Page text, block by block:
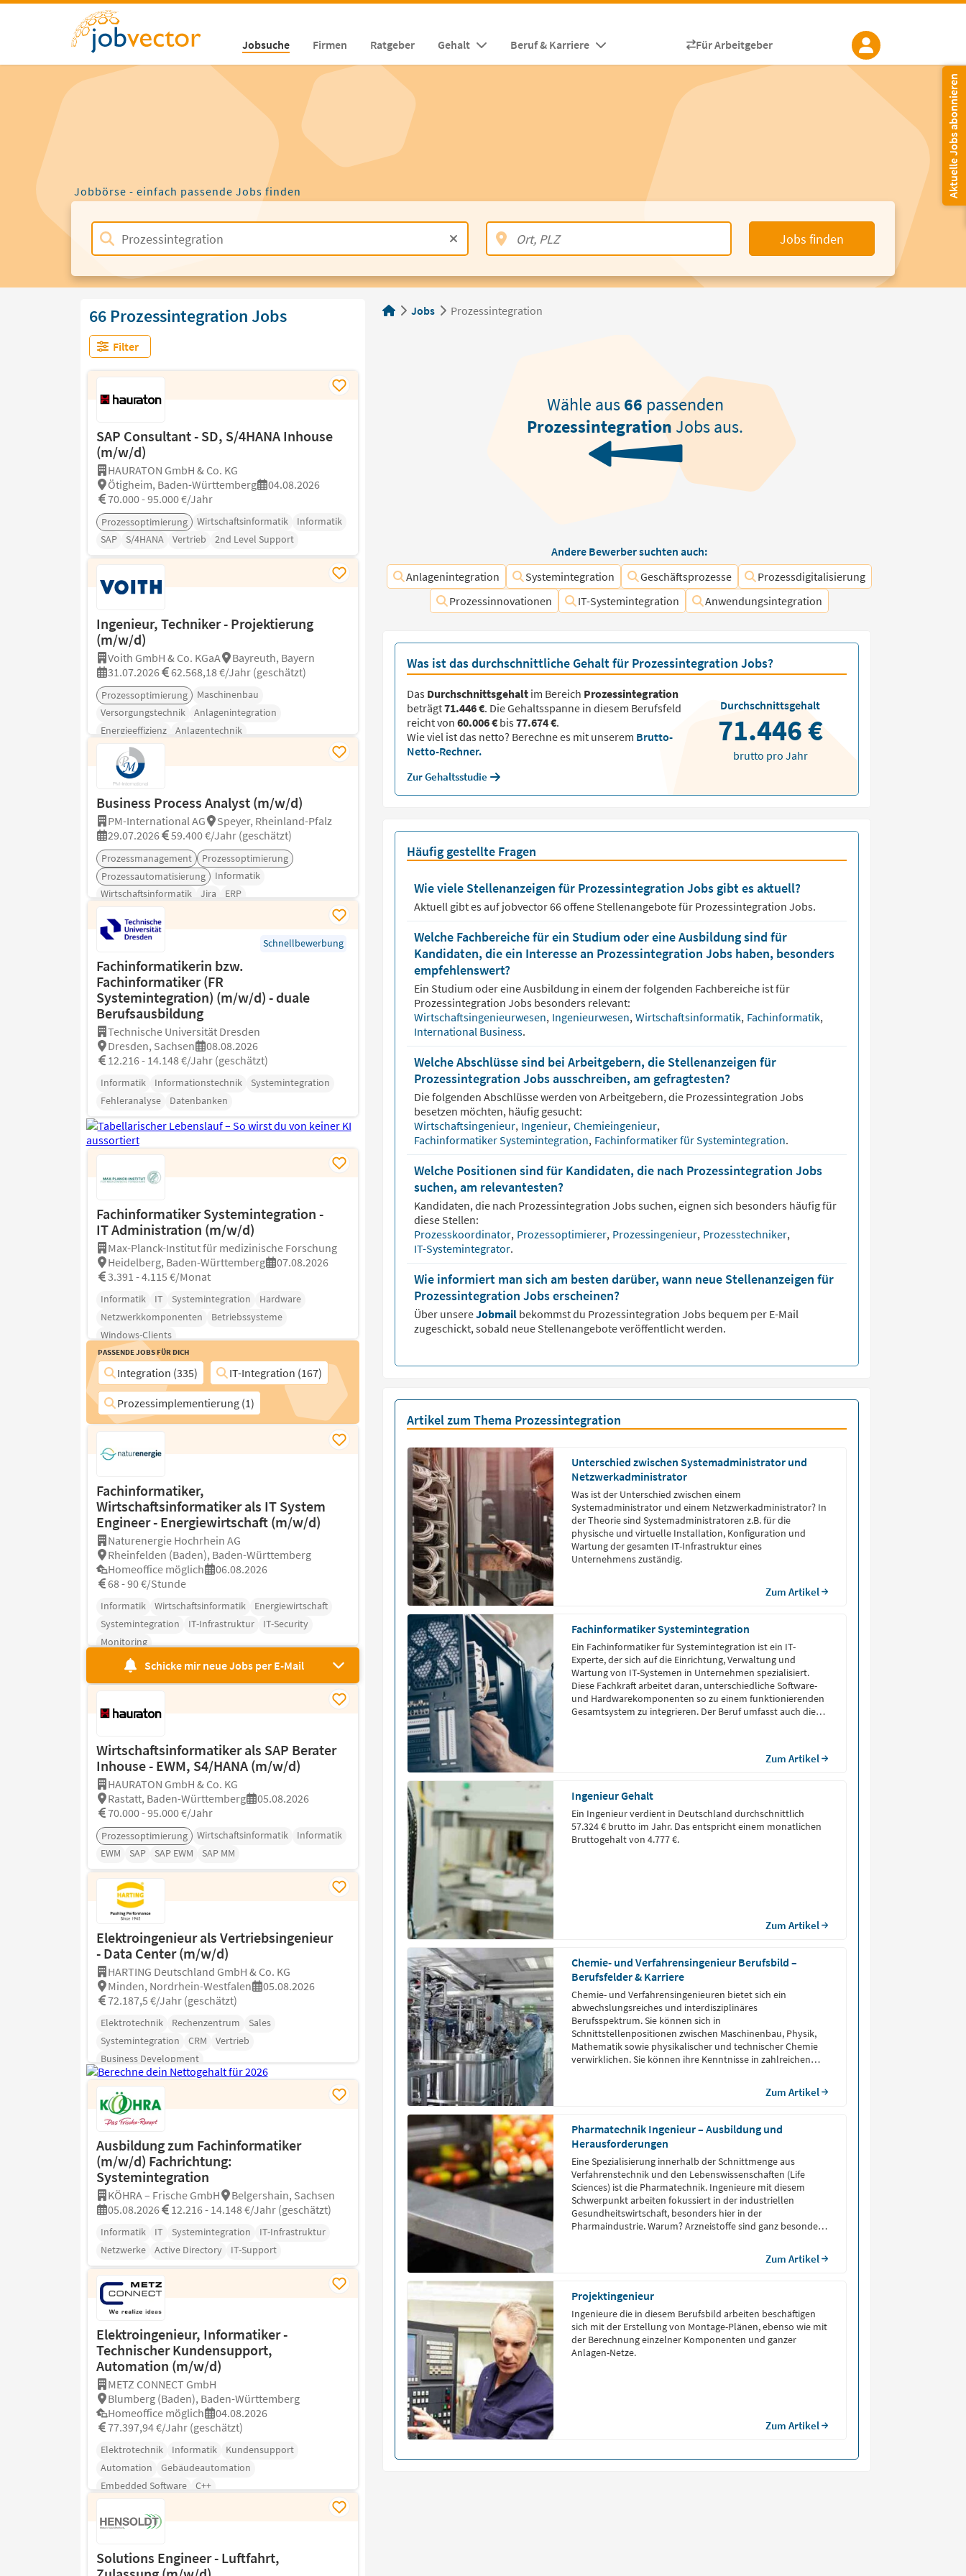
Jobsuche Firmen Ratgeber Gehalt Beruf & Karriere Für Arbeitgeber
Aktuelle Jobs abonnieren
Jobbörse - einfach passende Jobs finden
Jobs finden
66 Prozessintegration Jobs
Filter
SAP Consultant - SD, S/4HANA Inhouse
(m/w/d)
HAURATON GmbH & Co. KG
Ötigheim, Baden-Württemberg
04.08.2026
70.000 - 95.000 €/Jahr
Prozessoptimierung Wirtschaftsinformatik
Informatik
SAP
S/4HANA Vertrieb 2nd Level Support
Ingenieur, Techniker - Projektierung
(m/w/d)
Voith GmbH & Co. KGaA
Bayreuth, Bayern
31.07.2026
62.568,18 €/Jahr (geschätzt)
Prozessoptimierung
Maschinenbau
Versorgungstechnik
Anlagenintegration
Energieeffizienz
Anlagentechnik
Business Process Analyst (m/w/d)
PM-International AG
Speyer, Rheinland-Pfalz
29.07.2026
59.400 €/Jahr (geschätzt)
Prozessmanagement
Prozessoptimierung
Prozessautomatisierung
Informatik
Wirtschaftsinformatik
Jira ERP
Schnellbewerbung
Fachinformatikerin bzw.
Fachinformatiker (FR
Systemintegration) (m/w/d) - duale
Berufsausbildung
Technische Universität Dresden
Dresden, Sachsen
08.08.2026
12.216 - 14.148 €/Jahr (geschätzt)
Informatik Informationstechnik
Systemintegration
Fehleranalyse
Datenbanken
Fachinformatiker Systemintegration -
IT Administration (m/w/d)
Max-Planck-Institut für medizinische Forschung
Heidelberg, Baden-Württemberg
07.08.2026
3.391 - 4.115 €/Monat
Informatik IT Systemintegration
Hardware
Netzwerkkomponenten
Betriebssysteme
Windows-Clients
Passende Jobs für Dich
Integration (335)
IT-Integration (167)
Prozessimplementierung (1)
Fachinformatiker,
Wirtschaftsinformatiker als IT System
Engineer - Energiewirtschaft (m/w/d)
Naturenergie Hochrhein AG
Rheinfelden (Baden), Baden-Württemberg
Homeoffice möglich
06.08.2026
68 - 90 €/Stunde
Informatik Wirtschaftsinformatik
Energiewirtschaft
Systemintegration
IT-Infrastruktur
IT-Security
Monitoring
Schicke mir neue Jobs per E-Mail
Wirtschaftsinformatiker als SAP Berater
Inhouse - EWM, S4/HANA (m/w/d)
HAURATON GmbH & Co. KG
Rastatt, Baden-Württemberg
05.08.2026
70.000 - 95.000 €/Jahr
Prozessoptimierung Wirtschaftsinformatik
Informatik
EWM
SAP SAP EWM SAP MM
Elektroingenieur als Vertriebsingenieur
- Data Center (m/w/d)
HARTING Deutschland GmbH & Co. KG
Minden, Nordrhein-Westfalen
05.08.2026
72.187,5 €/Jahr (geschätzt)
Elektrotechnik Rechenzentrum
Sales
Systemintegration
CRM
Vertrieb
Business Development
Ausbildung zum Fachinformatiker
(m/w/d) Fachrichtung:
Systemintegration
KÖHRA – Frische GmbH
Belgershain, Sachsen
05.08.2026
12.216 - 14.148 €/Jahr (geschätzt)
Informatik IT Systemintegration
IT-Infrastruktur
Netzwerke
Active Directory IT-Support
Elektroingenieur, Informatiker -
Technischer Kundensupport,
Automation (m/w/d)
METZ CONNECT GmbH
Blumberg (Baden), Baden-Württemberg
Homeoffice möglich
04.08.2026
77.397,94 €/Jahr (geschätzt)
Elektrotechnik Informatik
Kundensupport
Automation
Gebäudeautomation
Embedded Software
C++
Solutions Engineer - Luftfahrt,
Jobs Prozessintegration
Wähle aus66 passenden
Prozessintegration Jobs aus.
Andere Bewerber suchten auch:
Anlagenintegration
Systemintegration Geschäftsprozesse
Prozessdigitalisierung
Prozessinnovationen
IT-Systemintegration Anwendungsintegration
Was ist das durchschnittliche Gehalt für Prozessintegration Jobs?
Das Durchschnittsgehaltim Bereich Prozessintegration
beträgt71.446 €. Die Gehaltsspanne in diesem Berufsfeld
reicht von 60.006 €bis77.674 €.
Wie viel ist das netto? Berechne es mit unserem Brutto-
Netto-Rechner.
Zur Gehaltsstudie
Durchschnittsgehalt
71.446 €
brutto pro Jahr
Häufig gestellte Fragen
Wie viele Stellenanzeigen für Prozessintegration Jobs gibt es aktuell?
Aktuell gibt es auf jobvector66offene Stellenangebote für Prozessintegration Jobs.
Welche Fachbereiche für ein Studium oder eine Ausbildung sind für
Kandidaten, die ein Interesse an Prozessintegration Jobs haben, besonders
empfehlenswert?
Ein Studium oder eine Ausbildung in einem der folgenden Fachbereiche ist für
Prozessintegration Jobs besonders relevant:
Wirtschaftsingenieurwesen, Ingenieurwesen, Wirtschaftsinformatik, Fachinformatik,
International Business.
Welche Abschlüsse sind bei Arbeitgebern, die Stellenanzeigen für
Prozessintegration Jobs ausschreiben, am gefragtesten?
Die folgenden Abschlüsse werden von Arbeitgebern, die Prozessintegration Jobs
besetzen möchten, häufig gesucht:
Wirtschaftsingenieur, Ingenieur, Chemieingenieur,
Fachinformatiker Systemintegration, Fachinformatiker für Systemintegration.
Welche Positionen sind für Kandidaten, die nach Prozessintegration Jobs
suchen, am relevantesten?
Kandidaten, die nach Prozessintegration Jobs suchen, eignen sich besonders häufig für
diese Stellen:
Prozesskoordinator, Prozessoptimierer, Prozessingenieur, Prozesstechniker,
IT-Systemintegrator.
Wie informiert man sich am besten darüber, wann neue Stellenanzeigen für
Prozessintegration Jobs erscheinen?
Über unsereJobmail bekommst du Prozessintegration Jobs bequem per E-Mail
zugeschickt, sobald neue Stellenangebote veröffentlicht werden.
Artikel zum Thema Prozessintegration
Unterschied zwischen Systemadministrator und
Netzwerkadministrator
Was ist der Unterschied zwischen einem
Systemadministrator und einem Netzwerkadministrator? In
der Theorie sind Systemadministratoren z.B. für die
physische und virtuelle Installation, Konfiguration und
Wartung der gesamten IT-Infrastruktur eines
Unternehmens zuständig.
Zum Artikel
Fachinformatiker Systemintegration
Ein Fachinformatiker für Systemintegration ist ein IT-
Experte, der sich auf die Einrichtung, Verwaltung und
Wartung von IT-Systemen in Unternehmen spezialisiert.
Diese Fachkraft arbeitet daran, unterschiedliche Software-
und Hardwarekomponenten so zu einem funktionierenden
Gesamtsystem zu integrieren. Der Beruf umfasst auch die
Zum Artikel
Ingenieur Gehalt
Ein Ingenieur verdient in Deutschland durchschnittlich
57.324 € brutto im Jahr. Das entspricht einem monatlichen
Bruttogehalt von 4.777 €.
Zum Artikel
Chemie- und Verfahrensingenieur Berufsbild –
Berufsfelder & Karriere
Chemie- und Verfahrensingenieuren bietet sich ein
abwechslungsreiches und interdisziplinäres
Berufsspektrum. Sie können sich in
Schnittstellenpositionen zwischen Maschinenbau, Physik,
Mathematik sowie physikalischer und technischer Chemie
verwirklichen. Sie können ihre Kenntnisse in zahlreichen
Zum Artikel
Pharmatechnik Ingenieur – Ausbildung und
Herausforderungen
Eine Spezialisierung innerhalb der Schnittmenge aus
Verfahrenstechnik und den Lebenswissenschaften (Life
Sciences) ist die Pharmatechnik. Ingenieure mit diesem
Schwerpunkt arbeiten fokussiert in der industriellen
Gesundheitswirtschaft, besonders hier in der
Pharmaindustrie. Warum? Arzneistoffe sind ganz besondere
Zum Artikel
Projektingenieur
Ingenieure die in diesem Berufsbild arbeiten beschäftigen
sich mit der Erstellung von Montage-Plänen, ebenso wie mit
der Berechnung einzelner Komponenten und ganzer
Anlagen-Netze.
Zum Artikel